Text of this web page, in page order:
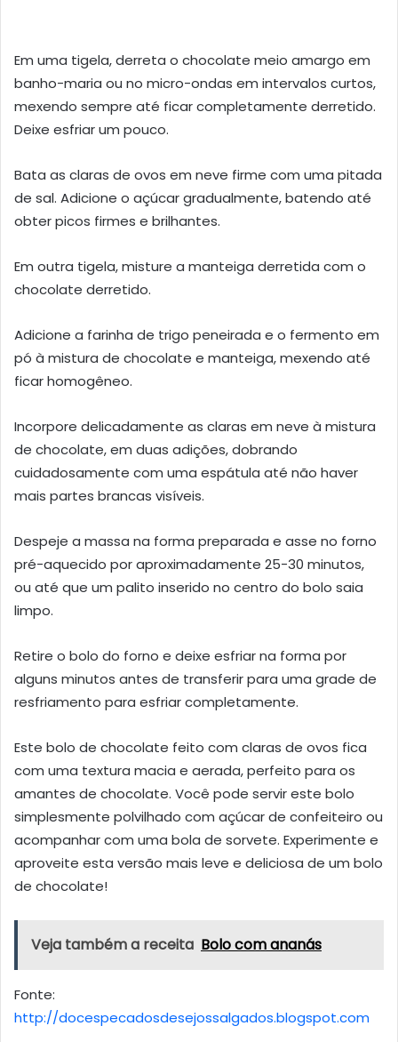
Em uma tigela, derreta o chocolate meio amargo em
banho-maria ou no micro-ondas em intervalos curtos,
mexendo sempre até ficar completamente derretido.
Deixe esfriar um pouco.
Bata as claras de ovos em neve firme com uma pitada
de sal. Adicione o açúcar gradualmente, batendo até
obter picos firmes e brilhantes.
Em outra tigela, misture a manteiga derretida com o
chocolate derretido.
Adicione a farinha de trigo peneirada e o fermento em
pó à mistura de chocolate e manteiga, mexendo até
ficar homogêneo.
Incorpore delicadamente as claras em neve à mistura
de chocolate, em duas adições, dobrando
cuidadosamente com uma espátula até não haver
mais partes brancas visíveis.
Despeje a massa na forma preparada e asse no forno
pré-aquecido por aproximadamente 25-30 minutos,
ou até que um palito inserido no centro do bolo saia
limpo.
Retire o bolo do forno e deixe esfriar na forma por
alguns minutos antes de transferir para uma grade de
resfriamento para esfriar completamente.
Este bolo de chocolate feito com claras de ovos fica
com uma textura macia e aerada, perfeito para os
amantes de chocolate. Você pode servir este bolo
simplesmente polvilhado com açúcar de confeiteiro ou
acompanhar com uma bola de sorvete. Experimente e
aproveite esta versão mais leve e deliciosa de um bolo
de chocolate!
Veja também a receita Bolo com ananás
Fonte:
http://docespecadosdesejossalgados.blogspot.com